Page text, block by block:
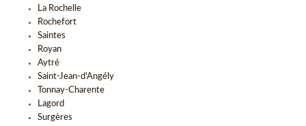
La Rochelle
Rochefort
Saintes
Royan
Aytré
Saint-Jean-d'Angély
Tonnay-Charente
Lagord
Surgères